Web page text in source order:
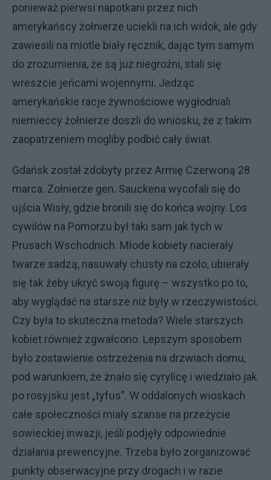
ponieważ pierwsi napotkani przez nich
amerykańscy żołnierze uciekli na ich widok, ale gdy
zawiesili na miotle biały ręcznik, dając tym samym
do zrozumienia, że są już niegroźni, stali się
wreszcie jeńcami wojennymi. Jedząc
amerykańskie racje żywnościowe wygłodniali
niemieccy żołnierze doszli do wniosku, że z takim
zaopatrzeniem mogliby podbić cały świat.
Gdańsk został zdobyty przez Armię Czerwoną 28
marca. Żołnierze gen. Sauckena wycofali się do
ujścia Wisły, gdzie bronili się do końca wojny. Los
cywilów na Pomorzu był taki sam jak tych w
Prusach Wschodnich. Młode kobiety nacierały
twarze sadzą, nasuwały chusty na czoło, ubierały
się tak żeby ukryć swoją figurę – wszystko po to,
aby wyglądać na starsze niż były w rzeczywistości.
Czy była to skuteczna metoda? Wiele starszych
kobiet również zgwałcono. Lepszym sposobem
było zostawienie ostrzeżenia na drzwiach domu,
pod warunkiem, że znało się cyrylicę i wiedziało jak
po rosyjsku jest „tyfus”. W oddalonych wioskach
całe społeczności miały szanse na przeżycie
sowieckiej inwazji, jeśli podjęły odpowiednie
działania prewencyjne. Trzeba było zorganizować
punkty obserwacyjne przy drogach i w razie